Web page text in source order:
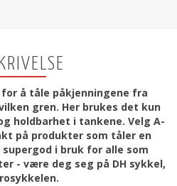
å tåle påkjenningene fra
gren. Her brukes det kun
holdbarhet i tankene. Velg A-
på produkter som tåler en
i bruk for alle som
- være deg seg på DH sykkel,